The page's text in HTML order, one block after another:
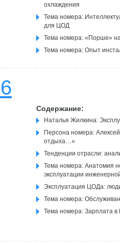
охлаждения
Тема номера:
для ЦОД
Тема номера: «Порше»
Тема номера: Опыт
Содержание:
Наталья Жилкина:
Персона номера:
отдыха…»
Тенденции отрасли:
Тема номера: Анатомия
эксплуатации
Эксплуатация ЦОДа:
Тема номера:
Тема номера: Зарплата